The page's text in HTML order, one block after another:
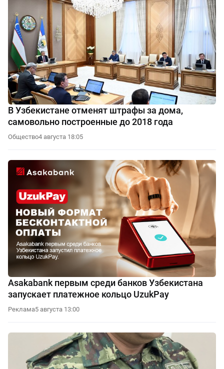
В Узбекистане отменят штрафы за дома,
самовольно построенные до 2018 года
Общество4 августа 18:05
Asakabank первым среди банков Узбекистана
запускает платежное кольцо UzukPay
Реклама5 августа 13:00